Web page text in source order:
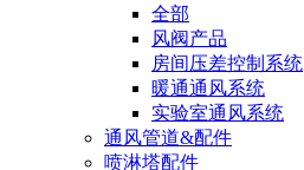
全部
风阀产品
房间压差控制系统
暖通通风系统
实验室通风系统
通风管道&配件
喷淋塔配件